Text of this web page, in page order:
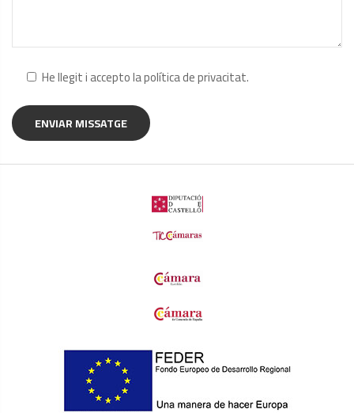
He llegit i accepto lapolítica de privacitat.